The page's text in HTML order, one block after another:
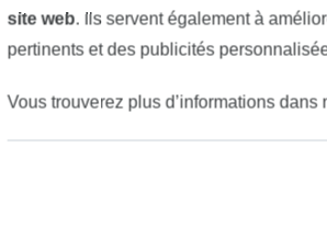
site web. Ils servent également à
pertinents et des publicités
Vous trouverez plus d’informations dans